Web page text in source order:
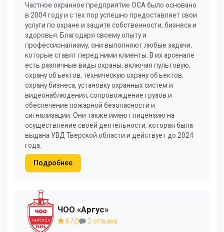
Частное охранное предприятие ОСА было основано
в 2004 году и с тех пор успешно предоставляет свои
услуги по охране и защите собственности, бизнеса и
здоровья. Благодаря своему опыту и
профессионализму, они выполняют любые задачи,
которые ставят перед ними клиенты. В их арсенале
есть различные виды охраны, включая пультовую,
охрану объектов, техническую охрану объектов,
охрану бизнеса, установку охранных систем и
видеонаблюдения, сопровождение грузов и
обеспечение пожарной безопасности и
сигнализации. Они также имеют лицензию на
осуществление своей деятельности, которая была
выдана УВД Тверской области и действует до 2024
года.
Подробнее
ЧОО «Аргус»
67,0
2 отзыва